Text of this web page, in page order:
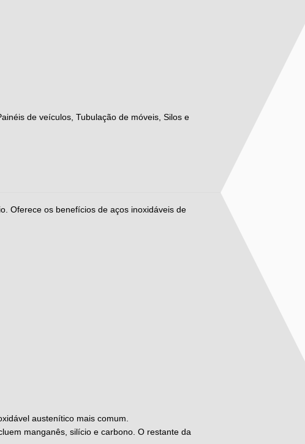
de veículos, Tubulação de móveis, Silos e
Oferece os benefícios de aços inoxidáveis de
austenítico mais comum.
manganês, silício e carbono. O restante da